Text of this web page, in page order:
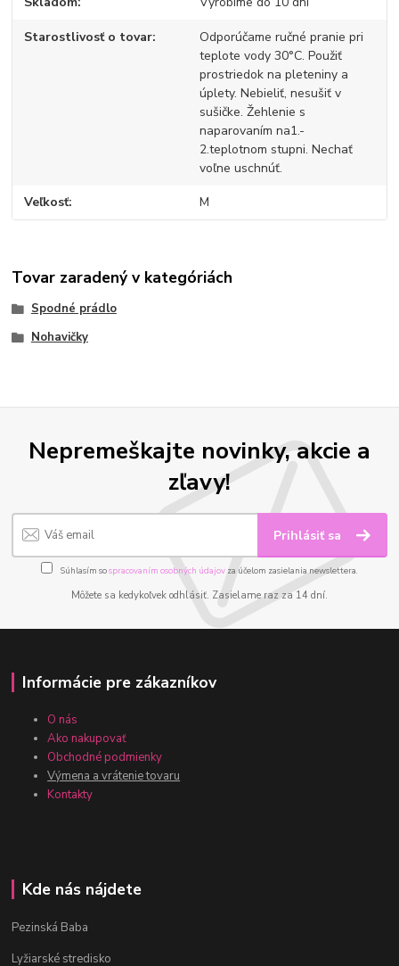
Starostlivosť o tovar
Odporúčame ručné pranie pri
teplote vody 30°C. Použiť
prostriedok na pleteniny a
úplety. Nebieliť, nesušiť v
sušičke. Žehlenie s
naparovaním na1.-
2.teplotnom stupni. Nechať
voľne uschnúť.
Veľkosť M
Tovar zaradený v kategóriách
Spodné prádlo
Nohavičky
Nepremeškajte novinky, akcie a
zľavy!
Prihlásiť sa
Súhlasím sospracovaním osobných údajov za účelom zasielania newslettera.
Môžete sa kedykoľvek odhlásiť. Zasielame raz za 14 dní.
Informácie pre zákazníkov
O nás
Ako nakupovať
Obchodné podmienky
Výmena a vrátenie tovaru
Kontakty
Kde nás nájdete
Pezinská Baba
Lyžiarské stredisko